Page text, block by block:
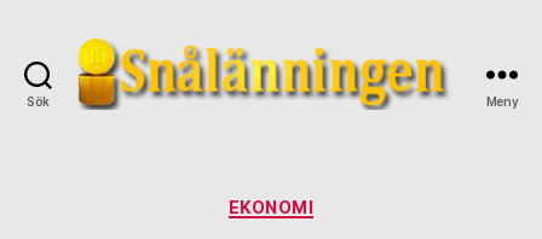
Sök Meny
Kategorier
EKONOMI